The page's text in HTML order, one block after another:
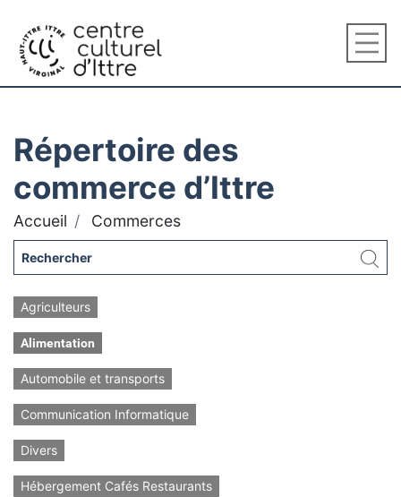
Répertoire des
commerce d’Ittre
Accueil Commerces
Agriculteurs
Alimentation
Automobile et transports
Communication Informatique
Divers
Hébergement Cafés Restaurants